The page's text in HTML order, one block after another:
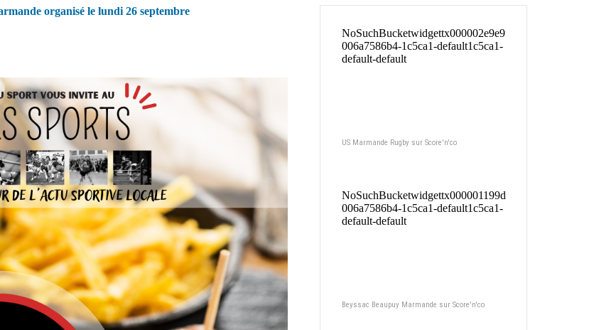
organisé le lundi 26 septembre
US Marmande Rugby sur Score'n'co
Beyssac Beaupuy Marmande sur Score'n'co